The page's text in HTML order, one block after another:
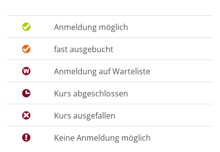
Anmeldung möglich
fast ausgebucht
Anmeldung auf Warteliste
Kurs abgeschlossen
Kurs ausgefallen
Keine Anmeldung möglich